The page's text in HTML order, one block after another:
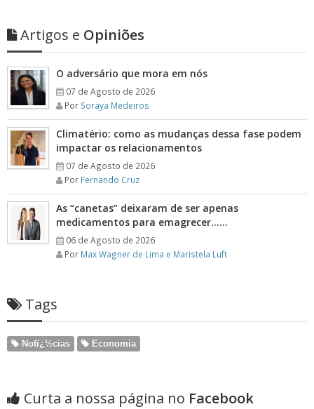
Artigos e Opiniões
O adversário que mora em nós
07 de Agosto de 2026
Por Soraya Medeiros
Climatério: como as mudanças dessa fase podem
impactar os relacionamentos
07 de Agosto de 2026
Por Fernando Cruz
As “canetas” deixaram de ser apenas
medicamentos para emagrecer……
06 de Agosto de 2026
Por Max Wagner de Lima e Maristela Luft
Tags
Notï¿½cias Economia
Curta a nossa página no Facebook